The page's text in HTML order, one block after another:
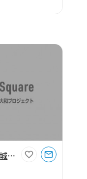
【宮城県黒川郡】（仮称）宮城大和プロジェクト